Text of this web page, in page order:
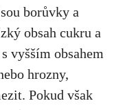
borůvky a
obsah cukru ​a
vyšším ​obsahem‍
hrozny,
Pokud však